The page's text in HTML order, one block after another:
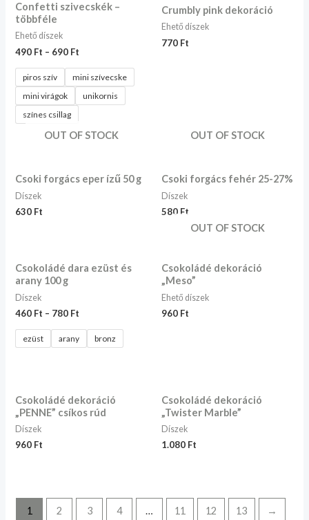
Confetti szivecskék –
többféle
Ehető díszek
490 Ft – 690 Ft
piros szív
mini szívecske
mini virágok
unikornis
színes csillag
Crumbly pink dekoráció
Ehető díszek
770 Ft
OUT OF STOCK
Csoki forgács eper ízű 50 g
Díszek
630 Ft
OUT OF STOCK
Csoki forgács fehér 25-27%
Díszek
580 Ft
Csokoládé dara ezüst és
arany 100 g
Díszek
460 Ft – 780 Ft
ezüst arany bronz
OUT OF STOCK
Csokoládé dekoráció
„Meso”
Ehető díszek
960 Ft
Csokoládé dekoráció
„PENNE” csíkos rúd
Díszek
960 Ft
Csokoládé dekoráció
„Twister Marble”
Díszek
1.080 Ft
1 2 3 4 … 11 12 13 →